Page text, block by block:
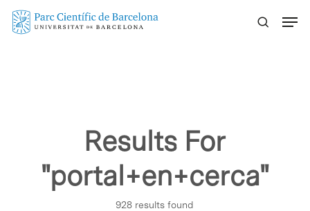
Skip
Results For
"portal+en+cerca"
928 results found